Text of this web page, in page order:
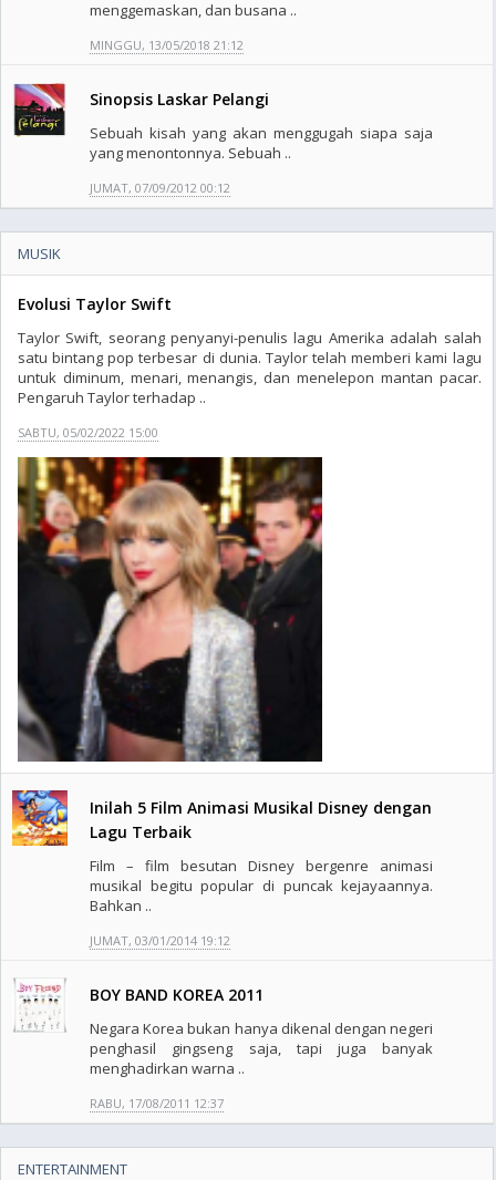
menggemaskan, dan busana ..
MINGGU, 13/05/2018 21:12
Sinopsis Laskar Pelangi
Sebuah kisah yang akan menggugah siapa saja
yang menontonnya. Sebuah ..
JUMAT, 07/09/2012 00:12
MUSIK
Evolusi Taylor Swift
Taylor Swift, seorang penyanyi-penulis lagu Amerika adalah salah
satu bintang pop terbesar di dunia. Taylor telah memberi kami lagu
untuk diminum, menari, menangis, dan menelepon mantan pacar.
Pengaruh Taylor terhadap ..
SABTU, 05/02/2022 15:00
Inilah 5 Film Animasi Musikal Disney dengan
Lagu Terbaik
Film – film besutan Disney bergenre animasi
musikal begitu popular di puncak kejayaannya.
Bahkan ..
JUMAT, 03/01/2014 19:12
BOY BAND KOREA 2011
Negara Korea bukan hanya dikenal dengan negeri
penghasil gingseng saja, tapi juga banyak
menghadirkan warna ..
RABU, 17/08/2011 12:37
ENTERTAINMENT